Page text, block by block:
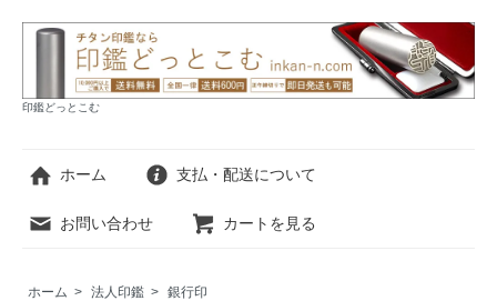
印鑑どっとこむ
ホーム 支払・配送について
お問い合わせ カートを見る
ホーム > 法人印鑑 > 銀行印